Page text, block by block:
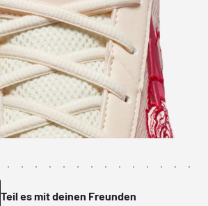
Teil es mit deinen Freunden